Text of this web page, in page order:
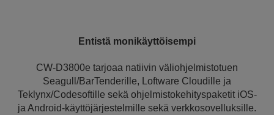
Entistä monikäyttöisempi
CW-D3800e tarjoaa natiivin väliohjelmistotuen
Seagull/BarTenderille, Loftware Cloudille ja
Teklynx/Codesoftille sekä ohjelmistokehityspaketit iOS-
ja Android-käyttöjärjestelmille sekä verkkosovelluksille.